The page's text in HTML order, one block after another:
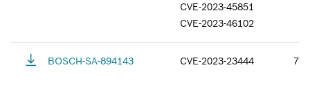
CVE-2023-45851
CVE-2023-46102
BOSCH-SA-894143 CVE-2023-23444 7.5